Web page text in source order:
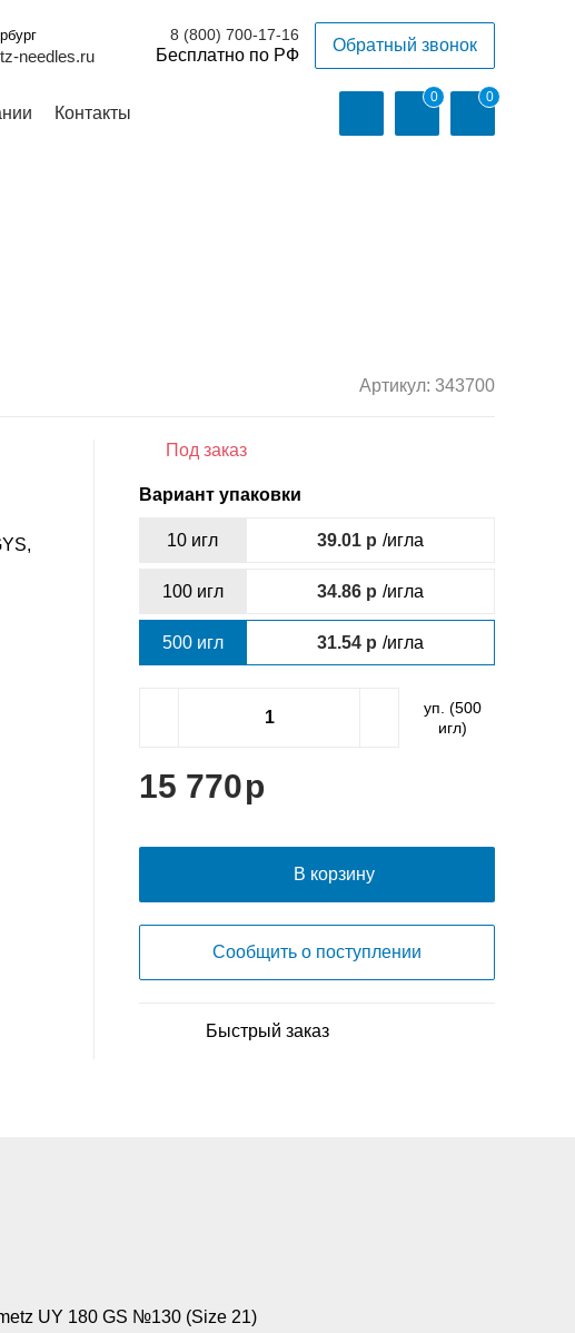
needles.ru
8 (800) 700-17-16
Обратный звонок
Контакты
0 0
Артикул: 343700
Под заказ
Вариант упаковки
10 игл 39.01 /игла
100 игл 34.86 /игла
500 игл 31.54 /игла
уп. (500
игл)
15 770
В корзину
Сообщить о поступлении
Быстрый заказ
UY 180 GS №130 (Size 21)